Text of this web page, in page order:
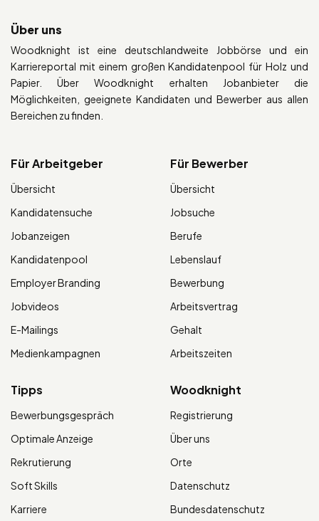
Über uns
Woodknight ist eine deutschlandweite Jobbörse und ein
Karriereportal mit einem großen Kandidatenpool für Holz und
Papier. Über Woodknight erhalten Jobanbieter die
Möglichkeiten, geeignete Kandidaten und Bewerber aus allen
Bereichen zu finden.
Für Arbeitgeber
Übersicht
Kandidatensuche
Jobanzeigen
Kandidatenpool
Employer Branding
Jobvideos
E-Mailings
Medienkampagnen
Für Bewerber
Übersicht
Jobsuche
Berufe
Lebenslauf
Bewerbung
Arbeitsvertrag
Gehalt
Arbeitszeiten
Tipps
Bewerbungsgespräch
Optimale Anzeige
Rekrutierung
Soft Skills
Karriere
Woodknight
Registrierung
Über uns
Orte
Datenschutz
Bundesdatenschutz